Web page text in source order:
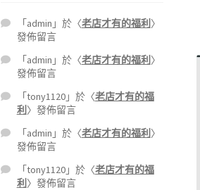
「admin 」於〈老店才有的福利 〉
發佈留言
「admin 」於〈老店才有的福利 〉
發佈留言
「tony1120」於〈老店才有的福
利 〉發佈留言
「admin 」於〈老店才有的福利 〉
發佈留言
「tony1120」於〈老店才有的福
利 〉發佈留言